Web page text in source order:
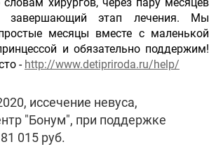
хирургов, через пару месяцев
завершающий этап лечения. Мы
месяцы вместе с маленькой
и обязательно поддержим!
- http://www.detipriroda.ru/help/
иссечение невуса,
"Бонум", при поддержке
015 руб.